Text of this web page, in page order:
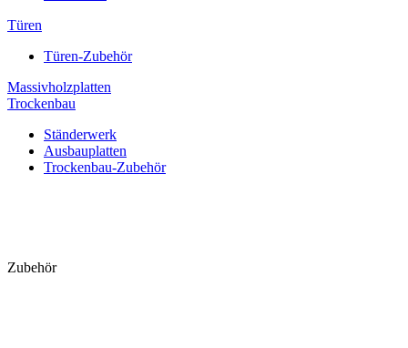
Türen
Türen-Zubehör
Massivholzplatten
Trockenbau
Ständerwerk
Ausbauplatten
Trockenbau-Zubehör
Zubehör